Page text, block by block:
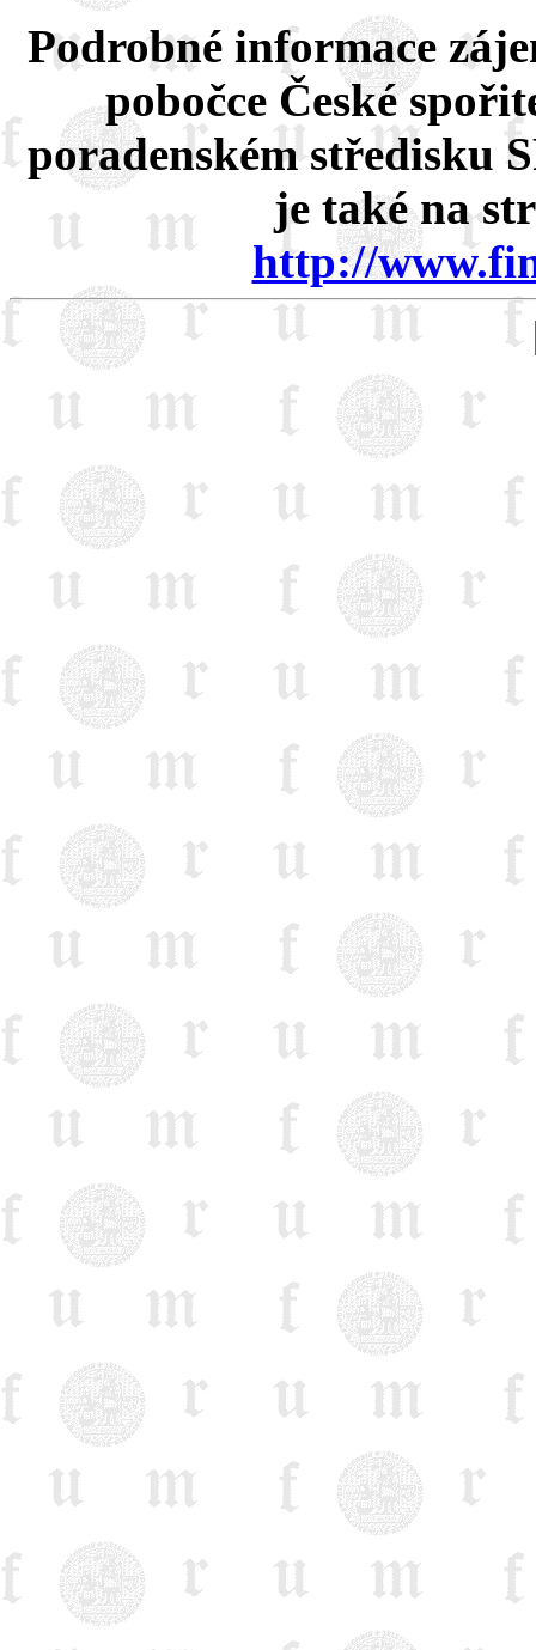
Podrobné informace
pobočce České
poradenském středisku
je také na
http://